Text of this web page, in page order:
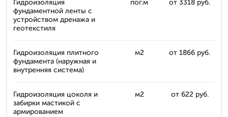
Гидроизоляция
фундаментной ленты с
устройством дренажа и
геотекстиля
пог.м от 3318 руб.
Гидроизоляция плитного
фундамента (наружная и
внутренняя система)
м2 от 1866 руб.
Гидроизоляция цоколя и
забирки мастикой с
армированием
м2 от 622 руб.